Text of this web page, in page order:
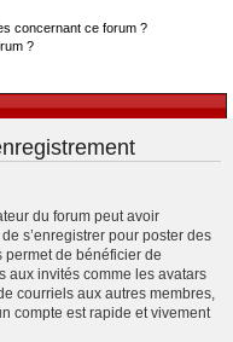
concernant ce forum ?
?
du forum peut avoir
s’enregistrer pour poster des
permet de bénéficier de
aux invités comme les avatars
courriels aux autres membres,
compte est rapide et vivement